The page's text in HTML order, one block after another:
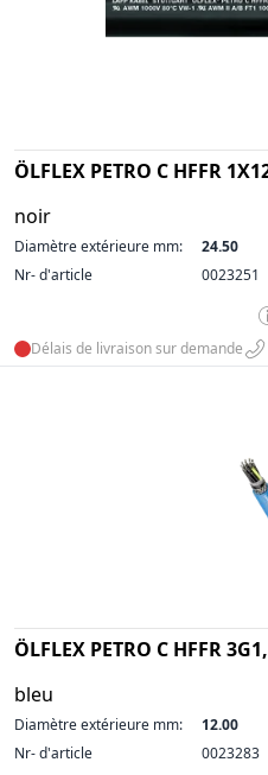
ÖLFLEX PETRO C HFFR
noir
Diamètre extérieure mm:
24.50
Nr- d'article
0023251
Délais de livraison sur demande
ÖLFLEX PETRO C HFFR
bleu
Diamètre extérieure mm:
12.00
Nr- d'article
0023283